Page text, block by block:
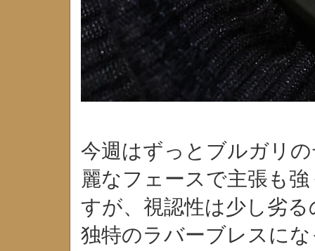
今週はずっとブルガリ
麗なフェースで主張も
すが、視認性は少し劣
独特のラバーブレスに